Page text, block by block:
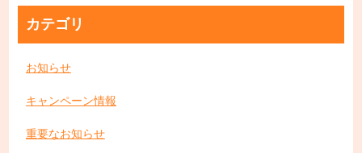
カテゴリ
お知らせ
キャンペーン情報
重要なお知らせ